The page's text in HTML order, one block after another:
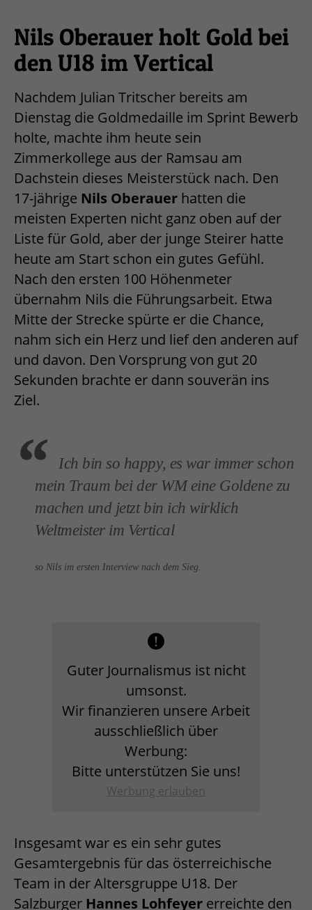
Nils Oberauer holt Gold bei
den U18 im Vertical
Nachdem Julian Tritscher bereits am
Dienstag die Goldmedaille im Sprint Bewerb
holte, machte ihm heute sein
Zimmerkollege aus der Ramsau am
Dachstein dieses Meisterstück nach. Den
17-jährige Nils Oberauer hatten die
meisten Experten nicht ganz oben auf der
Liste für Gold, aber der junge Steirer hatte
heute am Start schon ein gutes Gefühl.
Nach den ersten 100 Höhenmeter
übernahm Nils die Führungsarbeit. Etwa
Mitte der Strecke spürte er die Chance,
nahm sich ein Herz und lief den anderen auf
und davon. Den Vorsprung von gut 20
Sekunden brachte er dann souverän ins
Ziel.
Ich bin so happy, es war immer schon
mein Traum bei der WM eine Goldene zu
machen und jetzt bin ich wirklich
Weltmeister im Vertical
so Nils im ersten Interview nach dem Sieg.
Guter Journalismus ist nicht
umsonst.
Wir finanzieren unsere Arbeit
ausschließlich über
Werbung:
Bitte unterstützen Sie uns!
Werbung erlauben
Insgesamt war es ein sehr gutes
Gesamtergebnis für das österreichische
Team in der Altersgruppe U18. Der
Salzburger Hannes Lohfeyer erreichte den